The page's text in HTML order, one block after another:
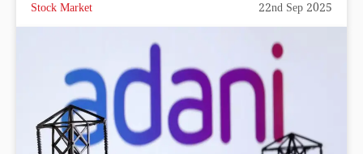
Stock Market 22nd Sep 2025